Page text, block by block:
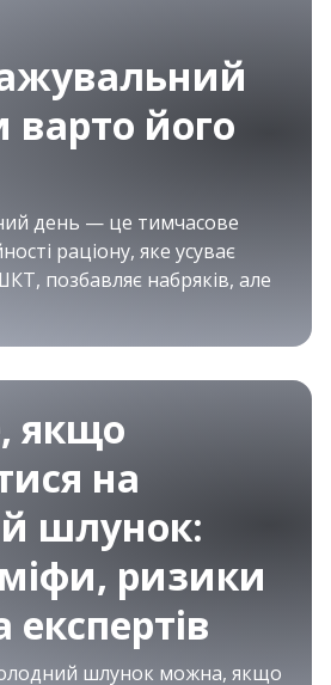
варто його
день — це тимчасове
раціону, яке усуває
позбавляє набряків, але
якщо
на
шлунок:
ризики
шлунок можна, якщо